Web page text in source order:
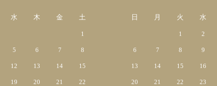
水 木 金 土
1
5 6 7 8
12 13 14 15
19 20 21 22
日 月 火 水
1 2
6 7 8 9
13 14 15 16
20 21 22 23